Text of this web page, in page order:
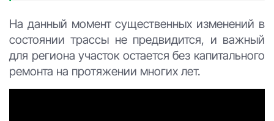
На данный момент существенных изменений в
состоянии трассы не предвидится, и важный
для региона участок остается без капитального
ремонта на протяжении многих лет.